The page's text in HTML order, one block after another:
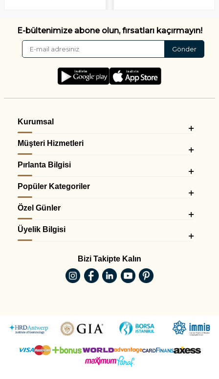
E-bültenimize abone olun, fırsatları kaçırmayın!
Gönder
Kurumsal
Müşteri Hizmetleri
Pırlanta Bilgisi
Popüler Kategoriler
Özel Günler
Üyelik Bilgisi
Bizi Takipte Kalın